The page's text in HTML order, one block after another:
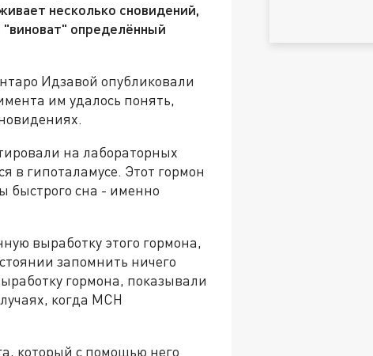
несколько сновидений,
"виноват" определённый
Идзавой опубликовали
им удалось понять,
на лабораторных
гипоталамусе. Этот гормон
быстрого сна - именно
выработку этого гормона,
запомнить ничего
гормона, показывали
когда МСН
который с помощью него